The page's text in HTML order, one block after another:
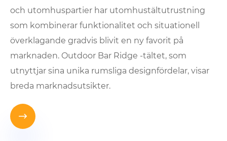
och utomhuspartier har utomhustältutrustning
som kombinerar funktionalitet och situationell
överklagande gradvis blivit en ny favorit på
marknaden. Outdoor Bar Ridge -tältet, som
utnyttjar sina unika rumsliga designfördelar, visar
breda marknadsutsikter.
